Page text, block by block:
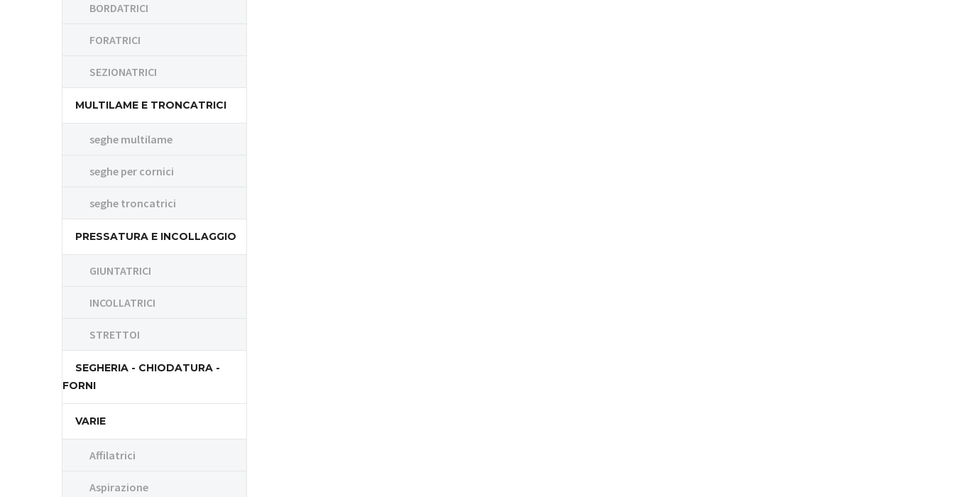
BORDATRICI
FORATRICI
SEZIONATRICI
MULTILAME E TRONCATRICI
seghe multilame
seghe per cornici
seghe troncatrici
PRESSATURA E INCOLLAGGIO
GIUNTATRICI
INCOLLATRICI
STRETTOI
SEGHERIA - CHIODATURA -
FORNI
VARIE
Affilatrici
Aspirazione